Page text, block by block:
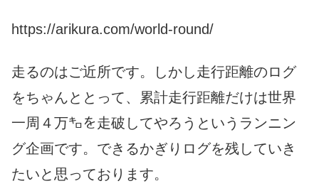
https://arikura.com/world-round/
走るのはご近所です。しかし走行距離のログ
をちゃんととって、累計走行距離だけは世界
一周４万㌔を走破してやろうというランニン
グ企画です。できるかぎりログを残していき
たいと思っております。